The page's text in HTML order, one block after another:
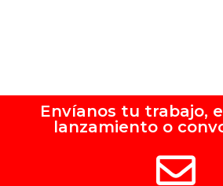
Envíanos tu trabajo,
lanzamiento o